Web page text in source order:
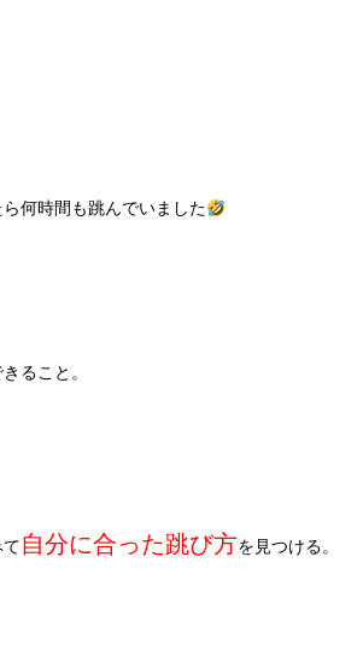
何時間も跳んでいました
ること。
自分に合った跳び方を見つける。